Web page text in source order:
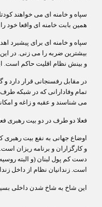
سپاه و خامنه ای می خواهند
همین بابت خامنه ای واقعا
سپاه و خامنه ای برای پیشبرد
بیشترین ضربه را می زنی. در
و بینش نظام اقلیت حاکم
در مقابل رفسنجانی قرار دارد
تمام وفادارانی که در شبکه
می شناسند و عقبه و زاغه و
فعلا دو طرف در دو بیت رهبری
اوضاع جهانی به نفع بیت
و کارگزاران و برنامه ریزان
دست کم پول لبنان (و البته
است. زندانیان نظام از داخل
این شاخ به شاخ شدن داخلی